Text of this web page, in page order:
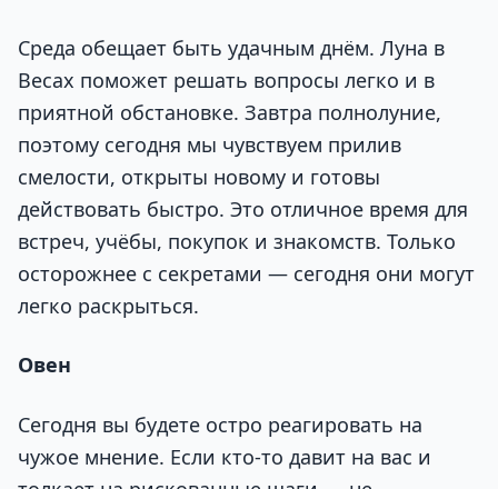
Среда обещает быть удачным днём. Луна в
Весах поможет решать вопросы легко и в
приятной обстановке. Завтра полнолуние,
поэтому сегодня мы чувствуем прилив
смелости, открыты новому и готовы
действовать быстро. Это отличное время для
встреч, учёбы, покупок и знакомств. Только
осторожнее с секретами — сегодня они могут
легко раскрыться.
Овен
Сегодня вы будете остро реагировать на
чужое мнение. Если кто-то давит на вас и